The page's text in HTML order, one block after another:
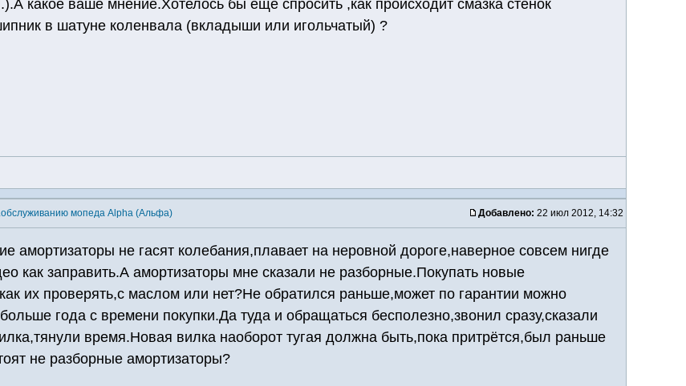
какое ваше мнение.Хотелось бы еще спросить ,как происходит смазка стенок
в шатуне коленвала (вкладыши или игольчатый) ?
мопеда Alpha (Альфа) Добавлено: 22 июл 2012, 14:32
амортизаторы не гасят колебания,плавает на неровной дороге,наверное совсем нигде
как заправить.А амортизаторы мне сказали не разборные.Покупать новые
их проверять,с маслом или нет?Не обратился раньше,может по гарантии можно
года с времени покупки.Да туда и обращаться бесполезно,звонил сразу,сказали
время.Новая вилка наоборот тугая должна быть,пока притрётся,был раньше
не разборные амортизаторы?